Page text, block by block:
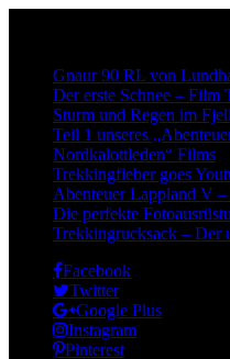
Gnaur 90 RL von
Der erste Schnee – Film
Sturm und Regen im
Teil 1 unseres
Nordkalottleden“ Films
Trekkingfieber goes
Abenteuer Lappland V
Die perfekte
Trekkingrucksack – Der
Facebook
Twitter
Google Plus
Instagram
Pinterest